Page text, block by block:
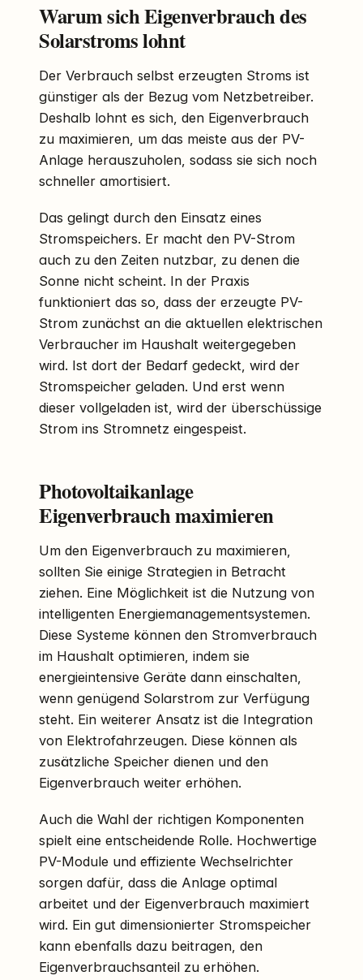
Warum sich Eigenverbrauch des
Solarstroms lohnt
Der Verbrauch selbst erzeugten Stroms ist
günstiger als der Bezug vom Netzbetreiber.
Deshalb lohnt es sich, den Eigenverbrauch
zu maximieren, um das meiste aus der PV-
Anlage herauszuholen, sodass sie sich noch
schneller amortisiert.
Das gelingt durch den Einsatz eines
Stromspeichers. Er macht den PV-Strom
auch zu den Zeiten nutzbar, zu denen die
Sonne nicht scheint. In der Praxis
funktioniert das so, dass der erzeugte PV-
Strom zunächst an die aktuellen elektrischen
Verbraucher im Haushalt weitergegeben
wird. Ist dort der Bedarf gedeckt, wird der
Stromspeicher geladen. Und erst wenn
dieser vollgeladen ist, wird der überschüssige
Strom ins Stromnetz eingespeist.
Photovoltaikanlage
Eigenverbrauch maximieren
Um den Eigenverbrauch zu maximieren,
sollten Sie einige Strategien in Betracht
ziehen. Eine Möglichkeit ist die Nutzung von
intelligenten Energiemanagementsystemen.
Diese Systeme können den Stromverbrauch
im Haushalt optimieren, indem sie
energieintensive Geräte dann einschalten,
wenn genügend Solarstrom zur Verfügung
steht. Ein weiterer Ansatz ist die Integration
von Elektrofahrzeugen. Diese können als
zusätzliche Speicher dienen und den
Eigenverbrauch weiter erhöhen.
Auch die Wahl der richtigen Komponenten
spielt eine entscheidende Rolle. Hochwertige
PV-Module und effiziente Wechselrichter
sorgen dafür, dass die Anlage optimal
arbeitet und der Eigenverbrauch maximiert
wird. Ein gut dimensionierter Stromspeicher
kann ebenfalls dazu beitragen, den
Eigenverbrauchsanteil zu erhöhen.